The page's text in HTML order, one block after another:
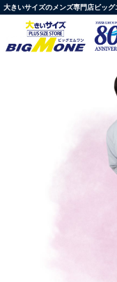
大きいサイズのメンズ専門店ビッ